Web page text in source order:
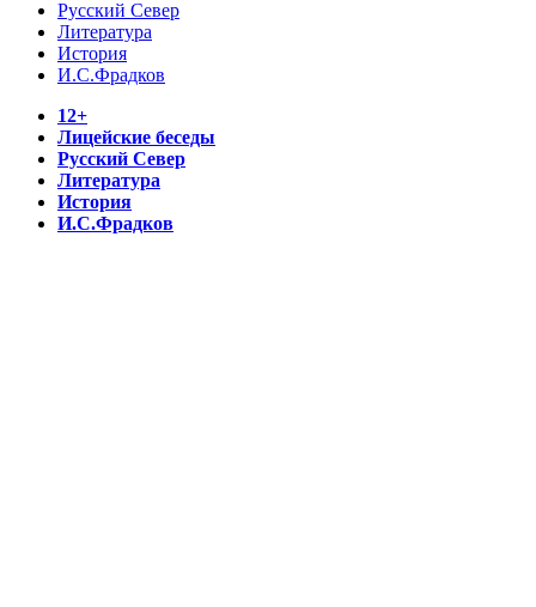
Русский Север
Литература
История
И.С.Фрадков
12+
Лицейские беседы
Русский Север
Литература
История
И.С.Фрадков